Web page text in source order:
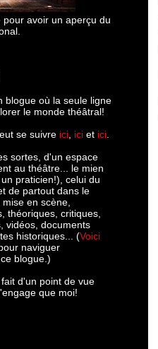
avoir un aperçu du
blogue où la seule ligne
le monde théâtral!
se suivre ici ici et ici
sortes, d'un espace
au théâtre... le mien
praticien!), celui du
de partout dans le
en scène,
théoriques, critiques,
vidéos, documents
historiques... (Voici
naviguer
blogue.)
d'un point de vue
que moi!